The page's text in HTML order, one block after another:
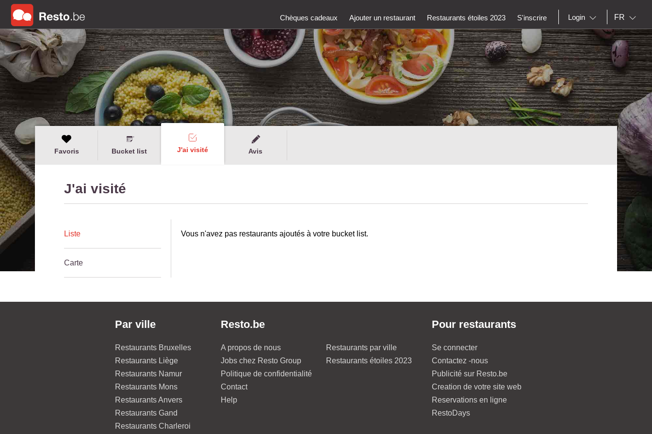
Chèques cadeaux Ajouter un restaurant Restaurants étoiles 2023 S'inscrire Login FR
Favoris Bucket list J'ai visité Avis
J'ai visité
Liste
Carte
Vous n'avez pas restaurants ajoutés à votre bucket list.
Par ville
Restaurants Bruxelles
Restaurants Liège
Restaurants Namur
Restaurants Mons
Restaurants Anvers
Restaurants Gand
Restaurants Charleroi
Resto.be
A propos de nous
Jobs chez Resto Group
Politique de confidentialité
Contact
Help
Restaurants par ville
Restaurants étoiles 2023
Pour restaurants
Se connecter
Contactez -nous
Publicité sur Resto.be
Creation de votre site web
Reservations en ligne
RestoDays